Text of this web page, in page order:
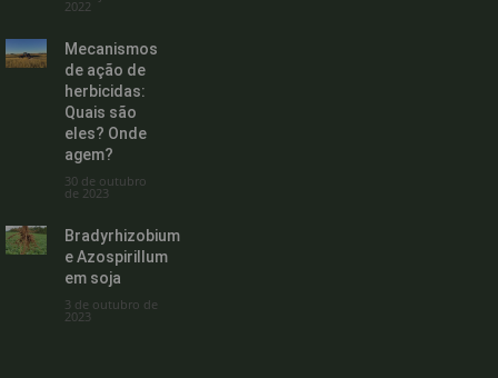
2022
Mecanismos
de ação de
herbicidas:
Quais são
eles? Onde
agem?
30 de outubro
de 2023
Bradyrhizobium
e Azospirillum
em soja
3 de outubro de
2023